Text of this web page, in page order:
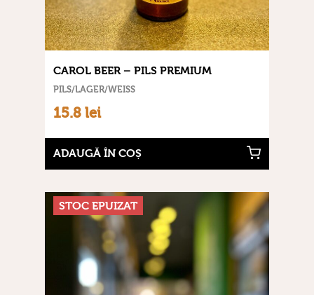
CAROL BEER – PILS PREMIUM
PILS/LAGER/WEISS
15.8 lei
ADAUGĂ ÎN COȘ
STOC EPUIZAT